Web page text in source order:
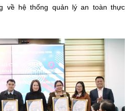
- 18 Nguyễn Du, TP. Hà Nội
Khoa Học và Công Nghệ
khi phát hành lại thông tin từ
về hệ thống quản lý an toàn thực